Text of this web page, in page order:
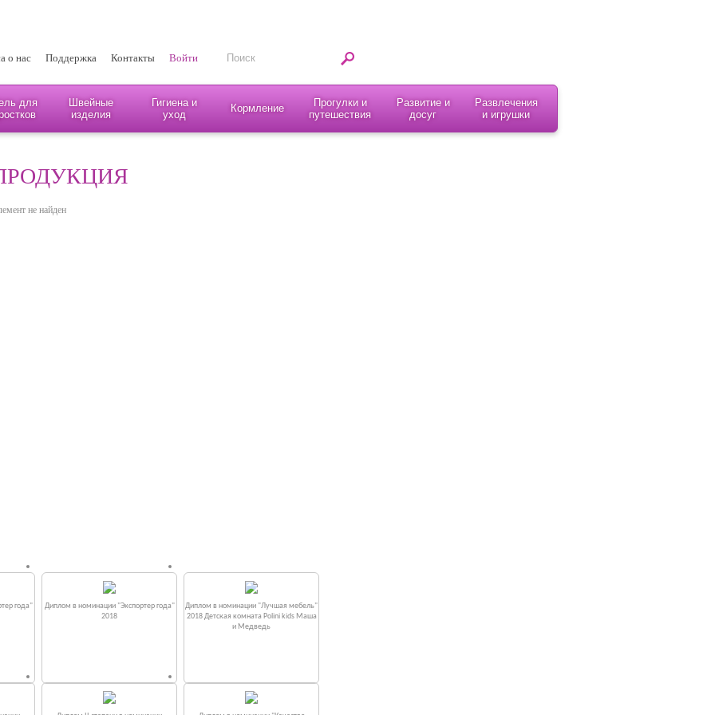
о нас Поддержка Контакты Войти
для
Швейные
изделия
Гигиена и
уход
Кормление
Прогулки и
путешествия
Развитие и
досуг
Развлечения
и игрушки
не найден
года"
Диплом в номинации "Экспортер года"
2018
Диплом в номинации "Лучшая мебель"
2018 Детская комната Polini kids Маша
и Медведь